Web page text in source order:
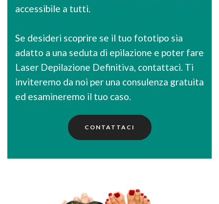
accessibile a tutti.
Se desideri scoprire se il tuo fototipo sia
adatto a una seduta di epilazione e poter fare
Laser Depilazione Definitiva, contattaci. Ti
inviteremo da noi per una consulenza gratuita
ed esamineremo il tuo caso.
CONTATTACI